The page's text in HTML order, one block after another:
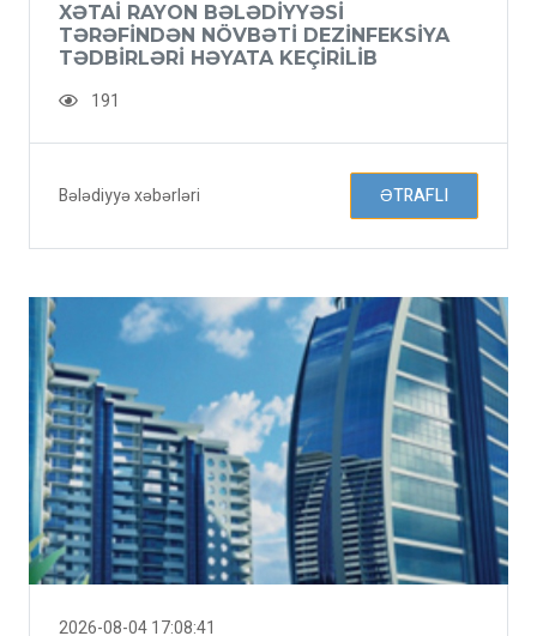
XƏTAI RAYON BƏLƏDIYYƏSI
TƏRƏFINDƏN NÖVBƏTI DEZINFEKSIYA
TƏDBIRLƏRI HƏYATA KEÇIRILIB
191
Bələdiyyə xəbərləri ƏTRAFLI
2026-08-04 17:08:41